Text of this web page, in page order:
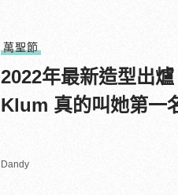
萬聖節
2022年最新造型出
Klum 真的叫她第一
Dandy